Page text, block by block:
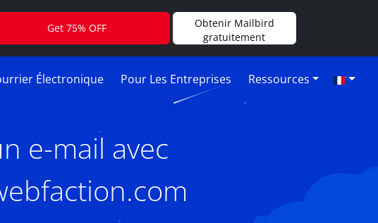
Électronique Pour Les Entreprises Ressources
e-mail avec
Get 75% OFF
Obtenir Mailbird
gratuitement